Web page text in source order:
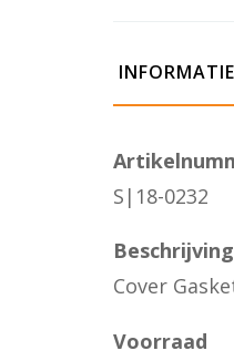
INFORMATIE
S|18-0232
Beschrijving
Cover
Voorraad